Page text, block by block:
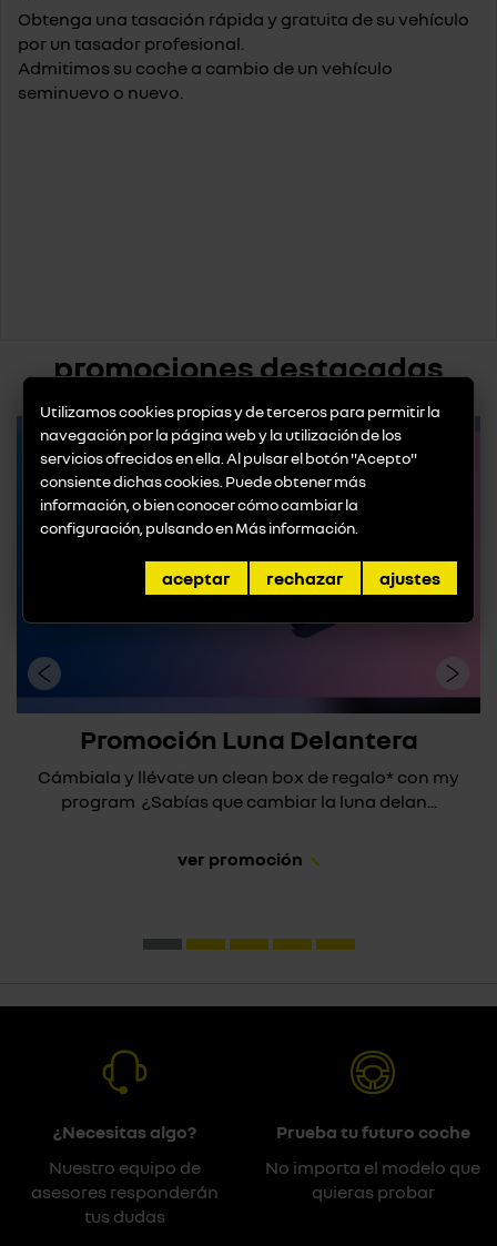
Obtenga una tasación rápida y gratuita de su vehículo
por un tasador profesional.
Admitimos su coche a cambio de un vehículo
seminuevo o nuevo.
promociones destacadas
Promoción Luna Delantera
Cámbiala y llévate un clean box de regalo* con my
program ¿Sabías que cambiar la luna delan...
ver promoción
Utilizamos cookies propias y de terceros para permitir la
navegación por la página web y la utilización de los
servicios ofrecidos en ella. Al pulsar el botón "Acepto"
consiente dichas cookies. Puede obtener más
información, o bien conocer cómo cambiar la
configuración, pulsando enMás información
aceptar rechazar ajustes
¿Necesitas algo?
Nuestro equipo de
asesores responderán
tus dudas
Prueba tu futuro coche
No importa el modelo que
quieras probar